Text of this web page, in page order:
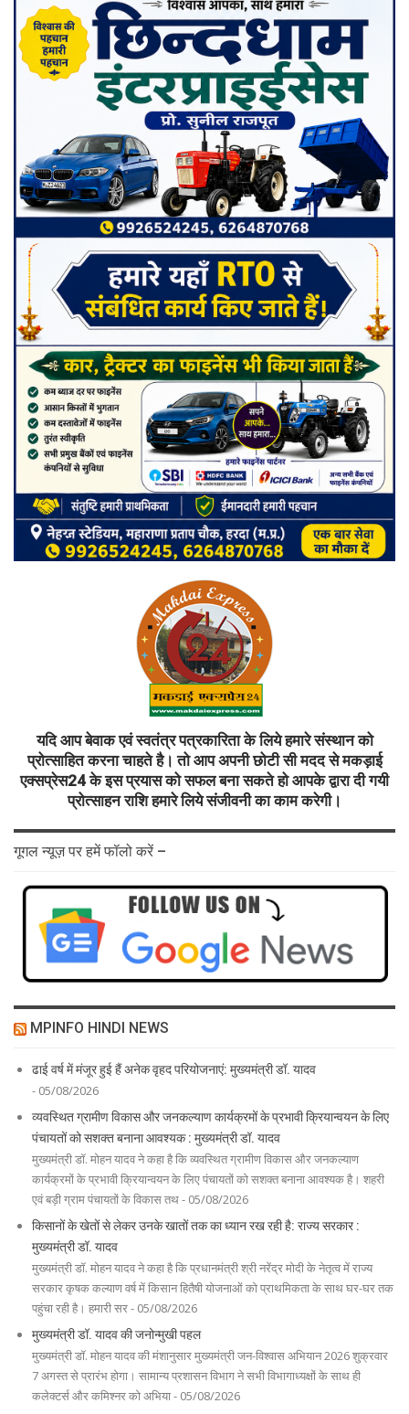
यदि आप बेवाक एवं स्वतंत्र पत्रकारिता के लिये हमारे संस्थान को
प्रोत्साहित करना चाहते है। तो आप अपनी छोटी सी मदद से मकड़ाई
एक्सप्रेस24 के इस प्रयास को सफल बना सकते हो आपके द्वारा दी गयी
प्रोत्साहन राशि हमारे लिये संजीवनी का काम करेगी।
गूगल न्यूज़ पर हमें फॉलो करें –
MPINFO HINDI NEWS
ढाई वर्ष में मंजूर हुई हैं अनेक वृहद परियोजनाएं: मुख्यमंत्री डॉ. यादव
- 05/08/2026
व्यवस्थित ग्रामीण विकास और जनकल्याण कार्यक्रमों के प्रभावी क्रियान्वयन के लिए
पंचायतों को सशक्त बनाना आवश्यक : मुख्यमंत्री डॉ. यादव
मुख्यमंत्री डॉ. मोहन यादव ने कहा है कि व्यवस्थित ग्रामीण विकास और जनकल्याण
कार्यक्रमों के प्रभावी क्रियान्वयन के लिए पंचायतों को सशक्त बनाना आवश्यक है। शहरी
एवं बड़ी ग्राम पंचायतों के विकास तथ - 05/08/2026
किसानों के खेतों से लेकर उनके खातों तक का ध्यान रख रही है: राज्य सरकार :
मुख्यमंत्री डॉ. यादव
मुख्यमंत्री डॉ. मोहन यादव ने कहा है कि प्रधानमंत्री श्री नरेंद्र मोदी के नेतृत्व में राज्य
सरकार कृषक कल्याण वर्ष में किसान हितैषी योजनाओं को प्राथमिकता के साथ घर-घर तक
पहुंचा रही है। हमारी सर - 05/08/2026
मुख्यमंत्री डॉ. यादव की जनोन्मुखी पहल
मुख्यमंत्री डॉ. मोहन यादव की मंशानुसार मुख्यमंत्री जन-विश्वास अभियान 2026 शुक्रवार
7 अगस्त से प्रारंभ होगा। सामान्य प्रशासन विभाग ने सभी विभागाध्यक्षों के साथ ही
कलेक्टर्स और कमिश्नर को अभिया - 05/08/2026